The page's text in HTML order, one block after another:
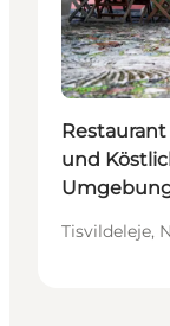
und
Tisvildeleje,